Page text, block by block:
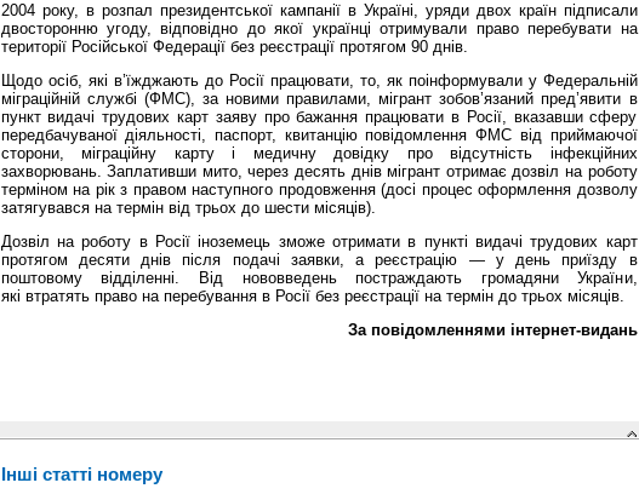
2004 року, в розпал президентської кампанії в Україні, уряди двох країн підписали
двосторонню угоду, відповідно до якої українці отримували право перебувати на
території Російської Федерації без реєстрації протягом 90 днів.
Щодо осіб, які в’їжджають до Росії працювати, то, як поінформували у Федеральній
міграційній службі (ФМС), за новими правилами, мігрант зобов’язаний пред’явити в
пункт видачі трудових карт заяву про бажання працювати в Росії, вказавши сферу
передбачуваної діяльності, паспорт, квитанцію повідомлення ФМС від приймаючої
сторони, міграційну карту і медичну довідку про відсутність інфекційних
захворювань. Заплативши мито, через десять днів мігрант отримає дозвіл на роботу
терміном на рік з правом наступного продовження (досі процес оформлення дозволу
затягувався на термін від трьох до шести місяців).
Дозвіл на роботу в Росії іноземець зможе отримати в пункті видачі трудових карт
протягом десяти днів після подачі заявки, а реєстрацію — у день приїзду в
поштовому відділенні. Від нововведень постраждають громадяни України,
які втратять право на перебування в Росії без реєстрації на термін до трьох місяців.
За повідомленнями інтернет-видань
Інші статті номеру